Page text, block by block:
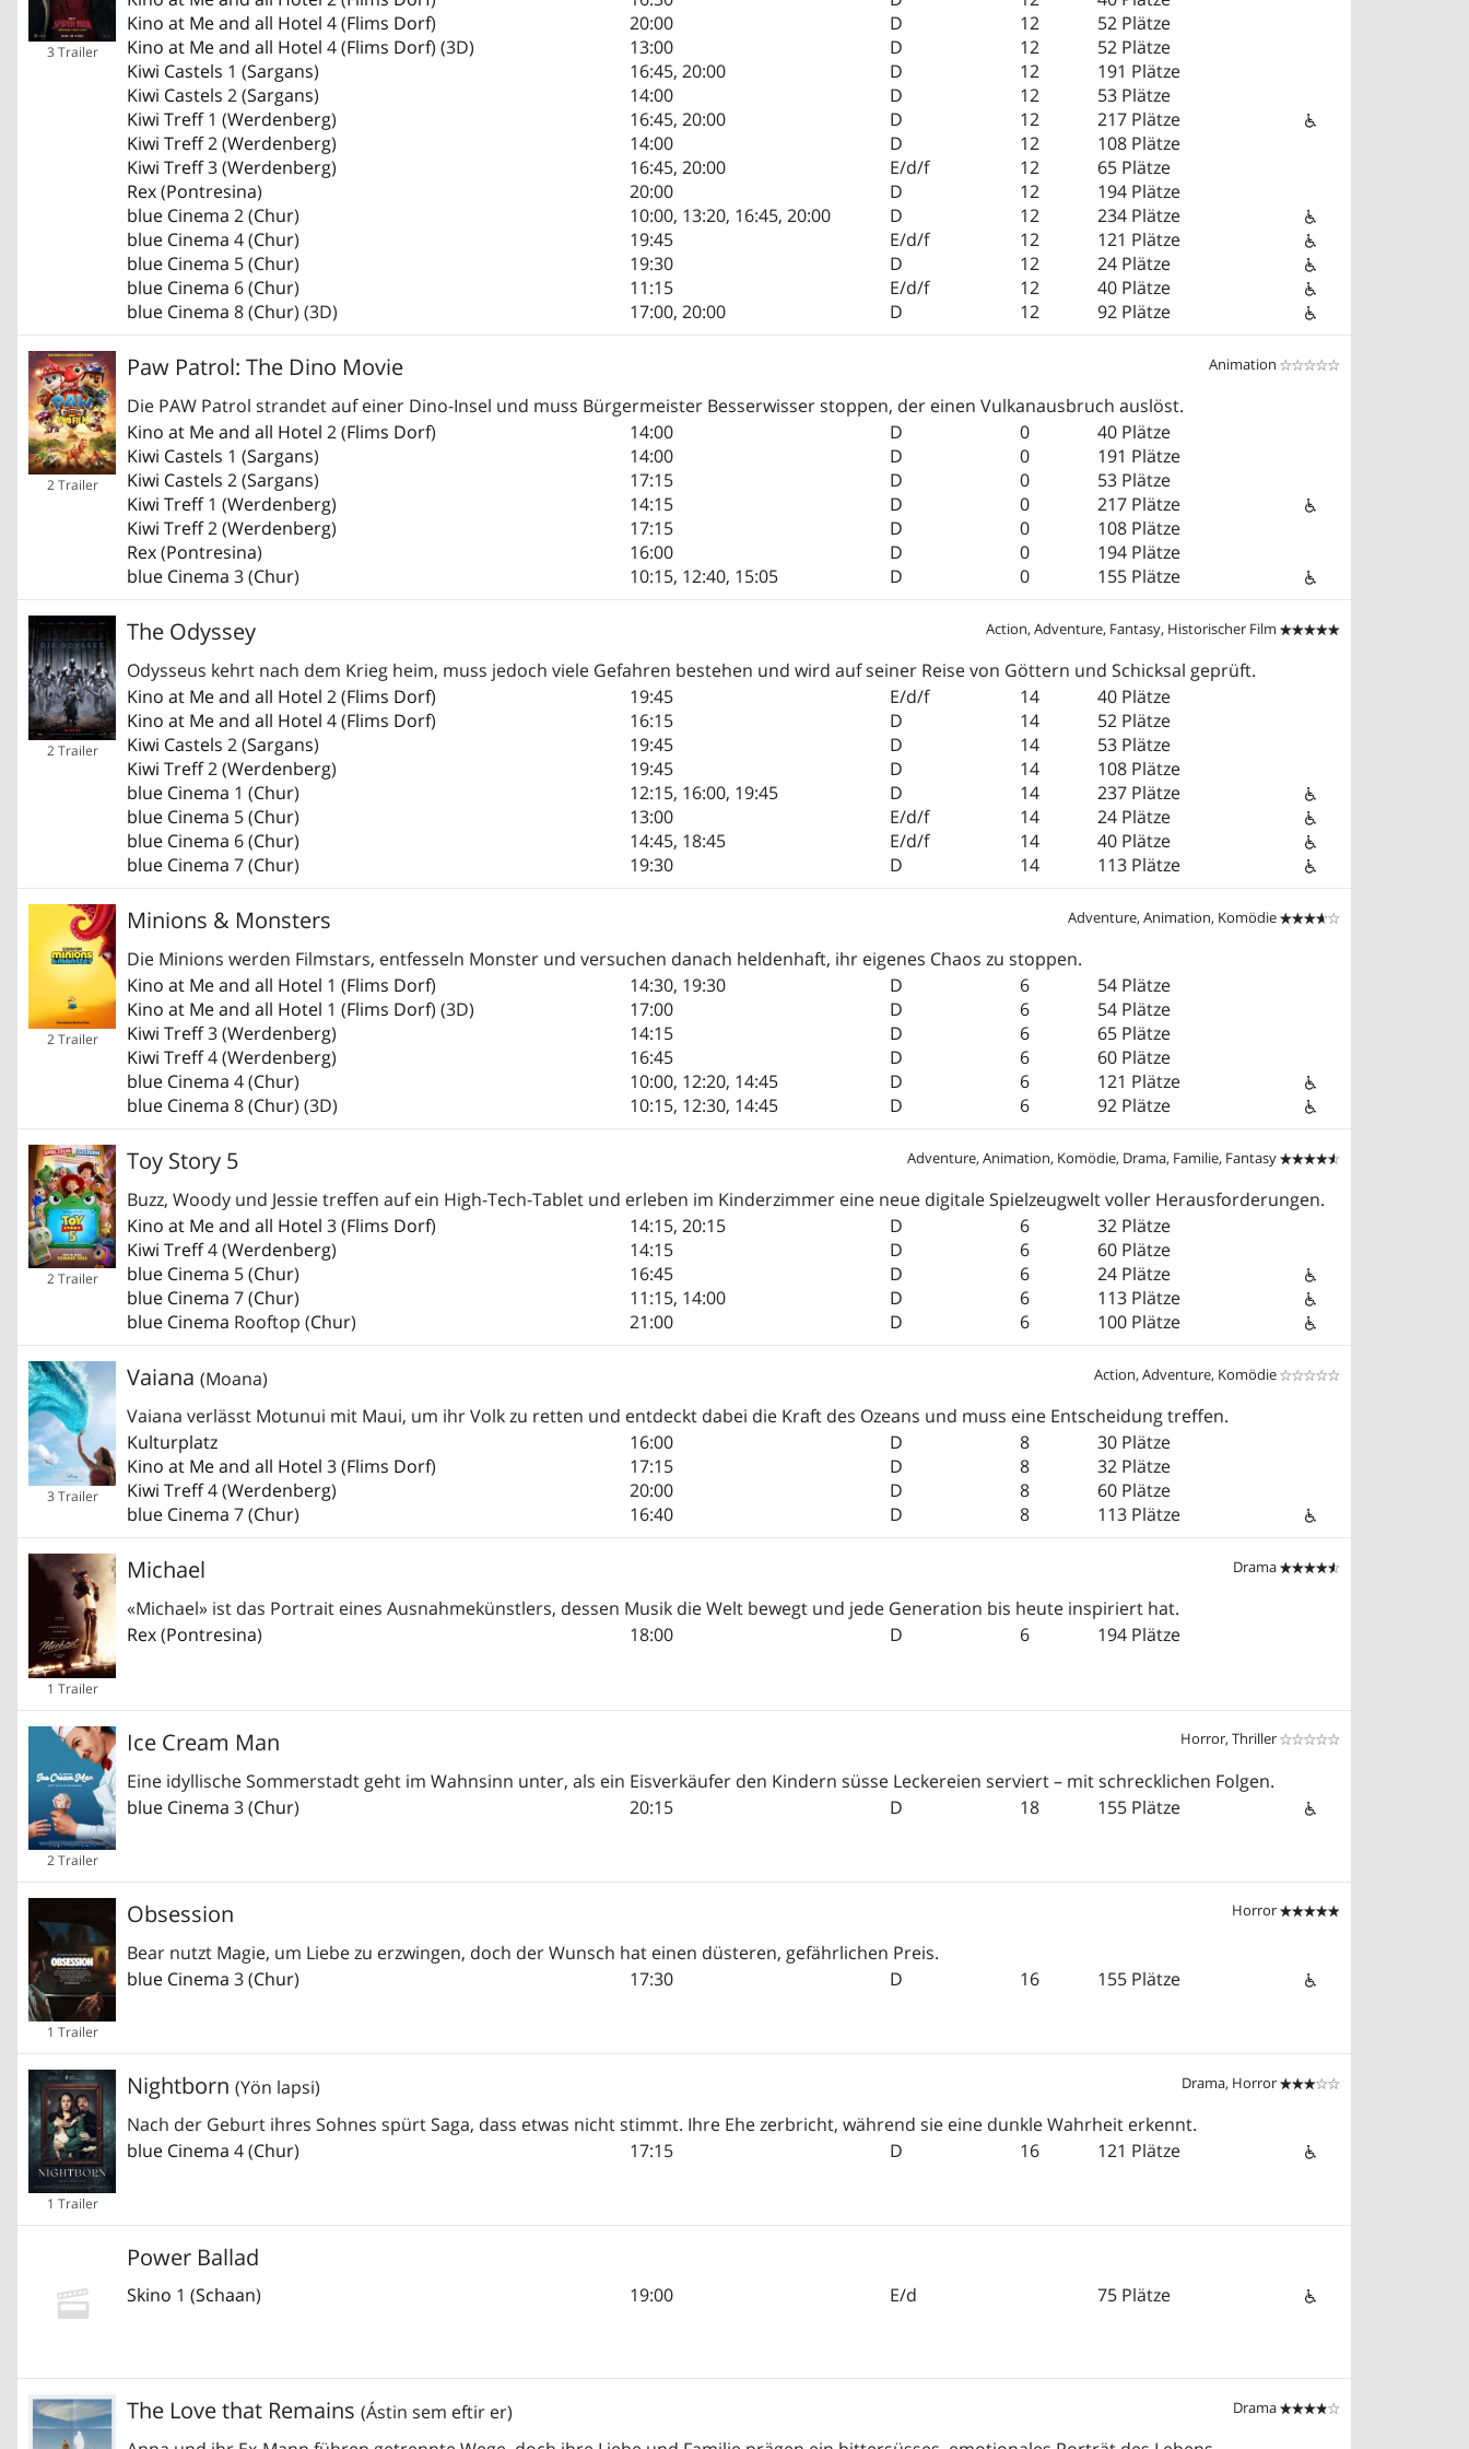
3 Trailer
Kino at Me and all Hotel 4 (Flims Dorf) 20:00 D 12
52 Plätze
Kino at Me and all Hotel 4 (Flims Dorf) (3D) 13:00 D 12
52 Plätze
Kiwi Castels 1 (Sargans) 16:45, 20:00 D 12
191 Plätze
Kiwi Castels 2 (Sargans) 14:00 D 12
53 Plätze
Kiwi Treff1 (Werdenberg) 16:45, 20:00 D 12
217 Plätze
Kiwi Treff2 (Werdenberg) 14:00 D 12
108 Plätze
Kiwi Treff3 (Werdenberg) 16:45, 20:00 E/d/f 12
65 Plätze
Rex(Pontresina) 20:00 D 12
194 Plätze
blue Cinema 2 (Chur) 10:00, 13:20, 16:45, 20:00 D 12
234 Plätze
blue Cinema 4 (Chur) 19:45 E/d/f 12
121 Plätze
blue Cinema 5 (Chur) 19:30 D 12
24 Plätze
blue Cinema 6 (Chur) 11:15 E/d/f 12
40 Plätze
blue Cinema 8 (Chur) (3D) 17:00, 20:00 D 12 92 Plätze
Animation 

2 Trailer
Paw Patrol: The Dino Movie
Die PAW Patrol strandet auf einer Dino-Insel und muss Bürgermeister Besserwisser stoppen, der einen Vulkanausbruch auslöst.
Kino at Me and all Hotel 2 (Flims Dorf) 14:00 D 0
40 Plätze
Kiwi Castels 1 (Sargans) 14:00 D 0
191 Plätze
Kiwi Castels 2 (Sargans) 17:15 D 0
53 Plätze
Kiwi Treff1 (Werdenberg) 14:15 D 0
217 Plätze
Kiwi Treff2 (Werdenberg) 17:15 D 0
108 Plätze
Rex(Pontresina) 16:00 D 0
194 Plätze
blue Cinema 3 (Chur) 10:15, 12:40, 15:05 D 0 155 Plätze
Action, Adventure, Fantasy, Historischer Film 

2 Trailer
The Odyssey
Odysseus kehrt nach dem Krieg heim, muss jedoch viele Gefahren bestehen und wird auf seiner Reise von Göttern und Schicksal geprüft.
Kino at Me and all Hotel 2 (Flims Dorf) 19:45 E/d/f 14
40 Plätze
Kino at Me and all Hotel 4 (Flims Dorf) 16:15 D 14
52 Plätze
Kiwi Castels 2 (Sargans) 19:45 D 14
53 Plätze
Kiwi Treff2 (Werdenberg) 19:45 D 14
108 Plätze
blue Cinema 1 (Chur) 12:15, 16:00, 19:45 D 14
237 Plätze
blue Cinema 5 (Chur) 13:00 E/d/f 14
24 Plätze
blue Cinema 6 (Chur) 14:45, 18:45 E/d/f 14
40 Plätze
blue Cinema 7 (Chur) 19:30 D 14 113 Plätze
Adventure, Animation, Komödie 

2 Trailer
Minions & Monsters
Die Minions werden Filmstars, entfesseln Monster und versuchen danach heldenhaft, ihr eigenes Chaos zu stoppen.
Kino at Me and all Hotel 1 (Flims Dorf) 14:30, 19:30 D 6
54 Plätze
Kino at Me and all Hotel 1 (Flims Dorf) (3D) 17:00 D 6
54 Plätze
Kiwi Treff3 (Werdenberg) 14:15 D 6
65 Plätze
Kiwi Treff4 (Werdenberg) 16:45 D 6
60 Plätze
blue Cinema 4 (Chur) 10:00, 12:20, 14:45 D 6
121 Plätze
blue Cinema 8 (Chur) (3D) 10:15, 12:30, 14:45 D 6 92 Plätze
Adventure, Animation, Komödie, Drama, Familie, Fantasy 

2 Trailer
Toy Story 5
Buzz, Woody und Jessie treffen auf ein High-Tech-Tablet und erleben im Kinderzimmer eine neue digitale Spielzeugwelt voller Herausforderungen.
Kino at Me and all Hotel 3 (Flims Dorf) 14:15, 20:15 D 6
32 Plätze
Kiwi Treff4 (Werdenberg) 14:15 D 6
60 Plätze
blue Cinema 5 (Chur) 16:45 D 6
24 Plätze
blue Cinema 7 (Chur) 11:15, 14:00 D 6
113 Plätze
blue Cinema Rooftop (Chur) 21:00 D 6 100 Plätze
Action, Adventure, Komödie 

3 Trailer
Vaiana (Moana)
Vaiana verlässt Motunui mit Maui, um ihr Volk zu retten und entdeckt dabei die Kraft des Ozeans und muss eine Entscheidung treffen.
Kulturplatz
16:00 D 8
30 Plätze
Kino at Me and all Hotel 3 (Flims Dorf) 17:15 D 8
32 Plätze
Kiwi Treff4 (Werdenberg) 20:00 D 8
60 Plätze
blue Cinema 7 (Chur) 16:40 D 8 113 Plätze
Drama 

1 Trailer
Michael
«Michael» ist das Portrait eines Ausnahmekünstlers, dessen Musik die Welt bewegt und jede Generation bis heute inspiriert hat.
Rex(Pontresina) 18:00 D 6 194 Plätze
Horror, Thriller 

2 Trailer
Ice Cream Man
Eine idyllische Sommerstadt geht im Wahnsinn unter, als ein Eisverkäufer den Kindern süsse Leckereien serviert – mit schrecklichen Folgen.
blue Cinema 3 (Chur) 20:15 D 18 155 Plätze
Horror 

1 Trailer
Obsession
Bear nutzt Magie, um Liebe zu erzwingen, doch der Wunsch hat einen düsteren, gefährlichen Preis.
blue Cinema 3 (Chur) 17:30 D 16 155 Plätze
Drama, Horror 

1 Trailer
Nightborn (Yön lapsi)
Nach der Geburt ihres Sohnes spürt Saga, dass etwas nicht stimmt. Ihre Ehe zerbricht, während sie eine dunkle Wahrheit erkennt.
blue Cinema 4 (Chur) 17:15 D 16 121 Plätze
Power Ballad
Skino 1 (Schaan) 19:00 E/d 75 Plätze
Drama 

The Love that Remains (Ástin sem eftir er)